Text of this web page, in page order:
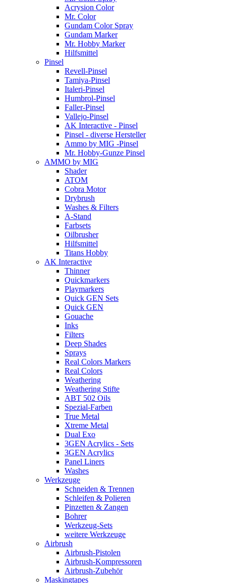
Acrysion Color
Mr. Color
Gundam Color Spray
Gundam Marker
Mr. Hobby Marker
Hilfsmittel
Pinsel
Revell-Pinsel
Tamiya-Pinsel
Italeri-Pinsel
Humbrol-Pinsel
Faller-Pinsel
Vallejo-Pinsel
AK Interactive - Pinsel
Pinsel - diverse Hersteller
Ammo by MIG -Pinsel
Mr. Hobby-Gunze Pinsel
AMMO by MIG
Shader
ATOM
Cobra Motor
Drybrush
Washes & Filters
A-Stand
Farbsets
Oilbrusher
Hilfsmittel
Titans Hobby
AK Interactive
Thinner
Quickmarkers
Playmarkers
Quick GEN Sets
Quick GEN
Gouache
Inks
Filters
Deep Shades
Sprays
Real Colors Markers
Real Colors
Weathering
Weathering Stifte
ABT 502 Oils
Spezial-Farben
True Metal
Xtreme Metal
Dual Exo
3GEN Acrylics - Sets
3GEN Acrylics
Panel Liners
Washes
Werkzeuge
Schneiden & Trennen
Schleifen & Polieren
Pinzetten & Zangen
Bohrer
Werkzeug-Sets
weitere Werkzeuge
Airbrush
Airbrush-Pistolen
Airbrush-Kompressoren
Airbrush-Zubehör
Maskingtapes